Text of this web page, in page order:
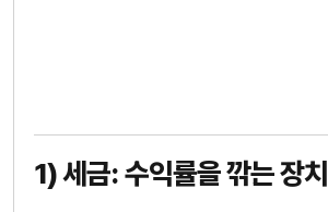
1) 세금: 수익률을 깎는 장치